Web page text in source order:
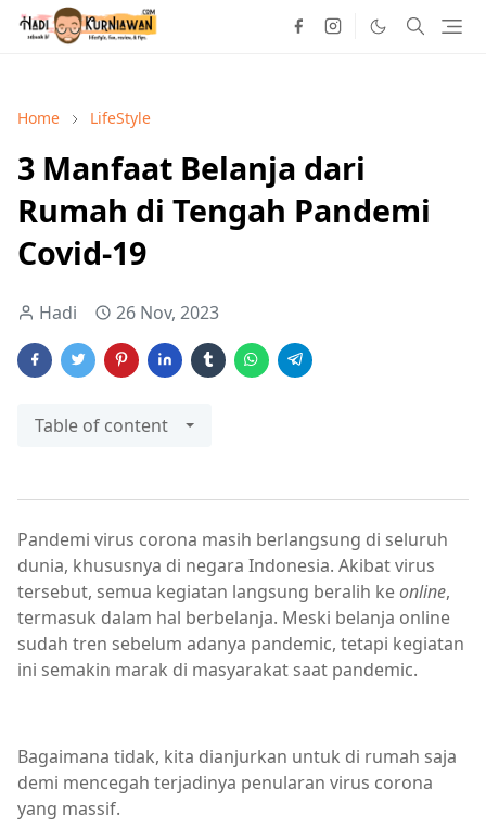
Home LifeStyle
3 Manfaat Belanja dari
Rumah di Tengah Pandemi
Covid-19
Hadi 26 Nov, 2023
Table of content
Pandemi virus corona masih berlangsung di seluruh
dunia, khususnya di negara Indonesia. Akibat virus
tersebut, semua kegiatan langsung beralih keonline,
termasuk dalam hal berbelanja. Meski belanja online
sudah tren sebelum adanya pandemic, tetapi kegiatan
ini semakin marak di masyarakat saat pandemic.
Bagaimana tidak, kita dianjurkan untuk di rumah saja
demi mencegah terjadinya penularan virus corona
yang massif.